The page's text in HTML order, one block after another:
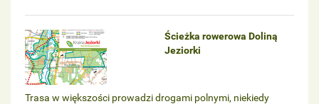
Ścieżka rowerowa Doliną
Jeziorki
Trasa w większości prowadzi drogami polnymi, niekiedy